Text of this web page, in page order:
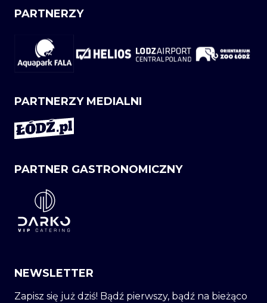
PARTNERZY
PARTNERZY MEDIALNI
PARTNER GASTRONOMICZNY
NEWSLETTER
Zapisz się już dziś! Bądź pierwszy, bądź na bieżąco